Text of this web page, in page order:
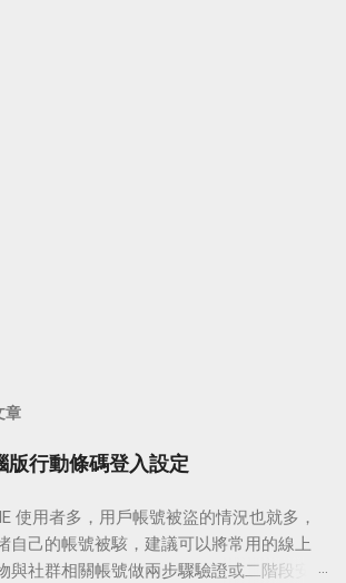
章
版行動條碼登入設定
使用者多，用戶帳號被盜的情況也就多，
自己的帳號被駭，建議可以將常用的線上
與社群相關帳號做兩步驟驗證或二階段安